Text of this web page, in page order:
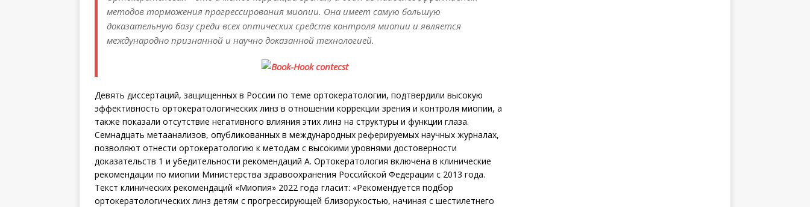
методов торможения прогрессирования миопии. Она имеет самую большую
доказательную базу среди всех оптических средств контроля мио­пии и является
международно признанной и научно доказанной технологией.
Девять диссертаций, защищенных в России по теме ортокератологии, подтвердили высокую
эффективность ортокератологических линз в отношении коррекции зрения и контроля миопии, а
также показали отсутствие негативного влияния этих линз на структуры и функции глаза.
Семнадцать метаанализов, опубликованных в международных реферируемых научных журналах,
позволяют отнести ортокератологию к методам с высокими уровнями достоверности
доказательств 1 и убедительности рекомендаций А. Ортокератология включена в клинические
рекомендации по мио­пии Министерства здравоохранения Российской Федерации с 2013 года.
Текст клинических рекомендаций «Миопия» 2022 года гласит: «Рекомендуется подбор
ортокератологических линз детям с прогрессирующей близорукостью, начиная с шестилетнего